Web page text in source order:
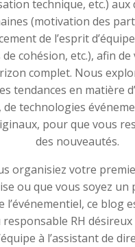
technique, etc.) aux
(motivation des
de l’esprit
de cohésion, etc.), afin
complet. Nous
tendances en matière
de technologies
pour que vous
des nouveautés.
organisiez votre
ou que vous soyez
l’événementiel, ce blog
responsable RH
à l’assistant de